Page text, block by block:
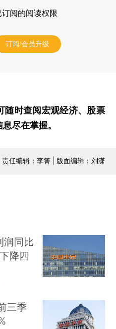
订阅的阅读权限
订阅/会员升级
随时查阅宏观经济、股票
尽在掌握。
责任编辑：李箐 | 版面编辑：刘潇
润同比
降四
三季